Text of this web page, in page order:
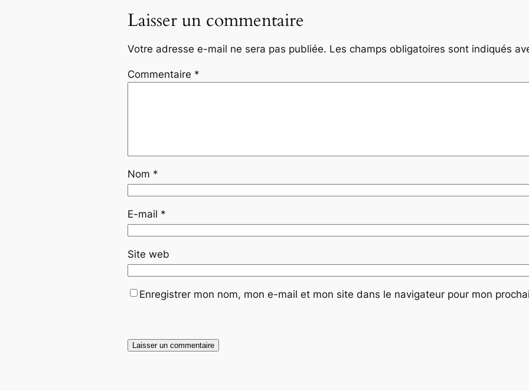
Laisser un commentaire
Votre adresse e-mail ne sera pas publiée. Les champs obligatoires sont indiqués
Commentaire *
Nom *
E-mail *
Site web
Enregistrer mon nom, mon e-mail et mon site dans le navigateur pour mon